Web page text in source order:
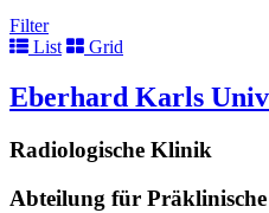
Filter
List
Grid
Eberhard Karls
Radiologische Klinik
Abteilung für